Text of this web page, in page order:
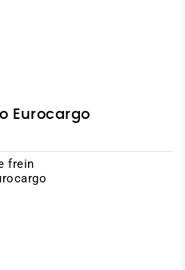
Eurocargo
frein